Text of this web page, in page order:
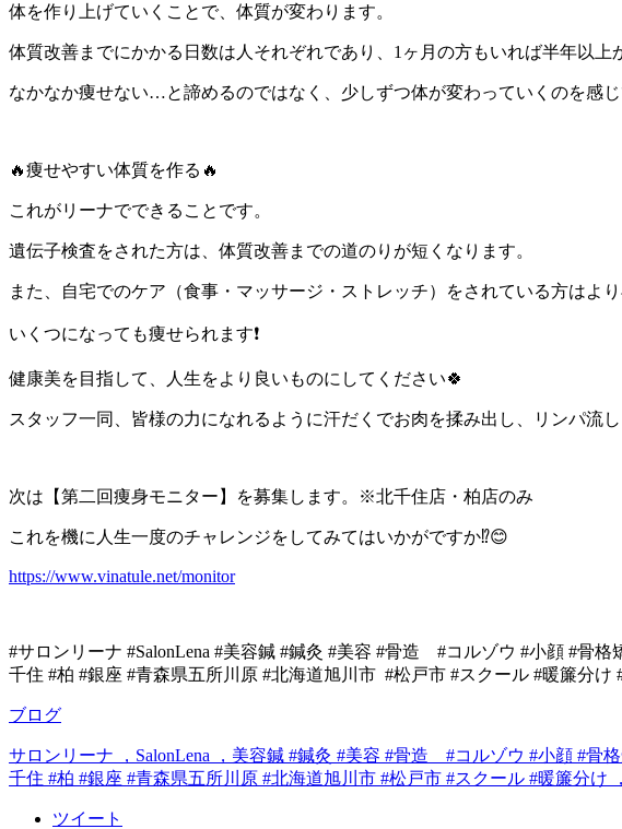
体を作り上げていくことで、体質が変わります。
体質改善までにかかる日数は人それぞれであり、 1 ヶ月の方もいれば半年以上
なかなか痩せない…と諦めるのではなく、少しずつ体が変わっていくのを感
🔥痩せやすい体質を作る 🔥
これがリーナでできることです。
遺伝子検査をされた方は、体質改善までの道のりが短くなります。
また、自宅でのケア（食事・マッサージ・ストレッチ）をされている方はより
いくつになっても痩せられます❗️
健康美を目指して、人生をより良いものにしてください🍀
スタッフ一同、皆様の力になれるように汗だくでお肉を揉み出し、リンパ流
次は【第二回痩身モニター】を募集します。※北千住店・柏店のみ
これを機に人生一度のチャレンジをしてみてはいかがですか⁉️😊
https://www.vinatule.net/monitor
#サロンリーナ #SalonLena #美容鍼 #鍼灸 #美容 #骨造 #コルゾウ #小顔 #骨格
千住 #柏 #銀座 #青森県五所川原 #北海道旭川市 #松戸市 #スクール #暖簾分け
ブログ
サロンリーナ ，SalonLena ，美容鍼 #鍼灸 #美容 #骨造 #コルゾウ #小顔 #骨
千住 #柏 #銀座 #青森県五所川原 #北海道旭川市 #松戸市 #スクール #暖簾分け
ツイート